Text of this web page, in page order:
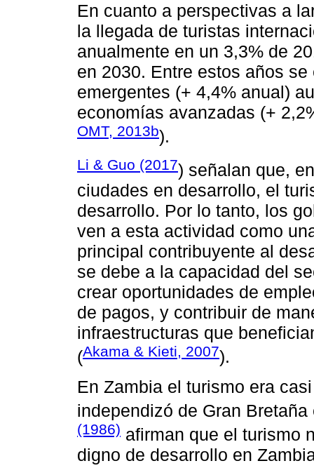
En cuanto a perspectivas a
la llegada de turistas
anualmente en un 3,3% de
en 2030. Entre estos años
emergentes (+ 4,4% anual)
economías avanzadas (+
OMT, 2013b).
Li & Guo (2017) señalan que,
ciudades en desarrollo, el
desarrollo. Por lo tanto, los
ven a esta actividad como
principal contribuyente al
se debe a la capacidad del
crear oportunidades de
de pagos, y contribuir de
infraestructuras que
(Akama & Kieti, 2007).
En Zambia el turismo era
independizó de Gran
(1986) afirman que el turismo
digno de desarrollo en